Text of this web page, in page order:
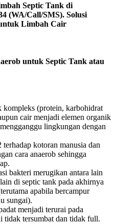
Septic Tank di
(WA/Call/SMS). Solusi
Limbah Cair
untuk Septic Tank atau
kompleks (protein, karbohidrat
cair menjadi elemen organik
lingkungan dengan
kotoran manusia dan
cara anaerob sehingga
bakteri merugikan antara lain
di septic tank pada akhirnya
apabila bercampur
sungai).
menjadi terurai pada
tidak tersumbat dan tidak full.